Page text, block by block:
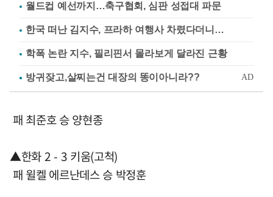
월드컵 예선까지…축구협회, 심판 성접대 파문
한국 떠난 김지수, 프라하 여행사 차렸다더니…
학폭 논란 지수, 필리핀서 몰라보게 달라진 근황
패 최준호 승 양현종
▲한화 2 - 3 키움(고척)
패 윌켈 에르난데스 승 박정훈